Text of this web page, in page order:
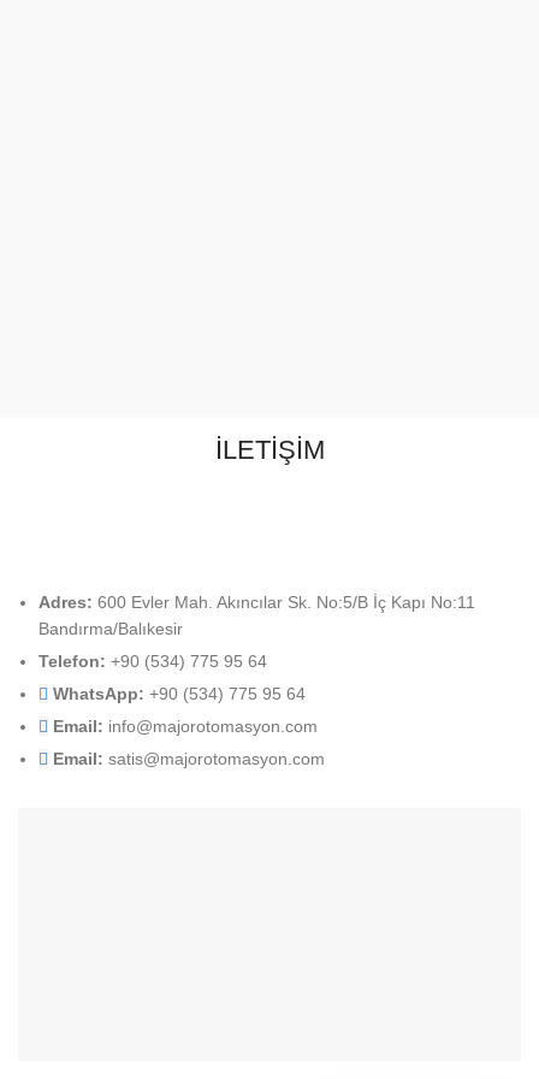
İLETİŞİM
Adres: 600 Evler Mah. Akıncılar Sk. No:5/B İç Kapı No:11
Bandırma/Balıkesir
Telefon: +90 (534) 775 95 64
WhatsApp: +90 (534) 775 95 64
Email: info@majorotomasyon.com
Email: satis@majorotomasyon.com